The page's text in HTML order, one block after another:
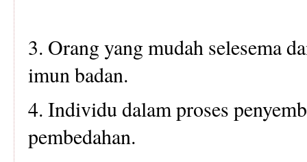
3. Orang yang mudah selesema
imun badan.
4. Individu dalam proses
pembedahan.